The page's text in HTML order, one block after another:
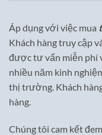
Áp dụng với việc mua
Khách hàng truy cập
được tư vấn miễn phí
nhiều năm kinh
thị trường. Khách
hàng.
Chúng tôi cam kết